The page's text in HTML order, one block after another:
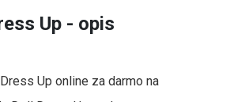
Up - opis
Up online za darmo na